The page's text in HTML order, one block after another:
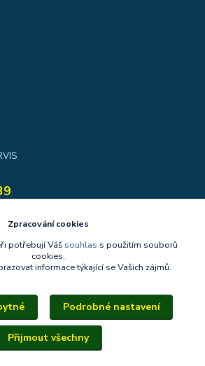
Upravit sběr cookies.
Zpracování cookies
potřebují Váš souhlas s použitím souborů
cookies,
informace týkající se Vašich zájmů.
Podrobné nastavení
Přijmout všechny